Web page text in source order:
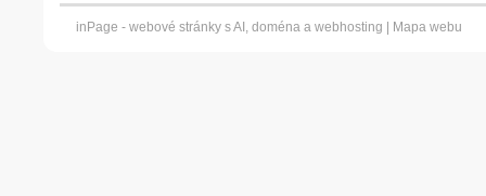
inPage - webové stránky s AI, doména a webhosting Mapa webu